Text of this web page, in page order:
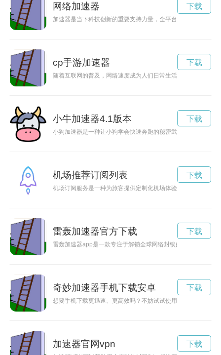
网络加速器
加速器是当下科技创新的重要支持力量，全平台的应用为创新
下载
cp手游加速器
随着互联网的普及，网络速度成为人们日常生活中不可或缺的
下载
小牛加速器4.1版本
小狗加速器是一种让小狗学会快速奔跑的秘密武器，通过训练
下载
机场推荐订阅列表
机场订阅服务是一种为旅客提供定制化机场体验的服务，旨在
下载
雷轰加速器官方下载
雷轰加速器app是一款专注于解锁全球网络封锁的工具软件，
下载
奇妙加速器手机下载安卓
想要手机下载更迅速、更高效吗？不妨试试使用奇妙加速器，
下载
加速器官网vpn 下载